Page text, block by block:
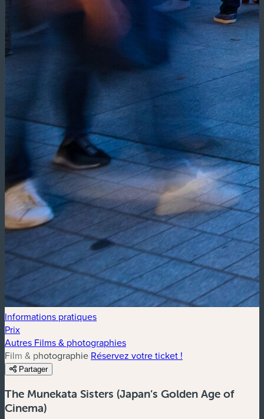
Informations pratiques
Prix
Autres Films & photographies
Film & photographie Réservez votre ticket !
Partager
The Munekata Sisters (Japan’s Golden Age of
Cinema)